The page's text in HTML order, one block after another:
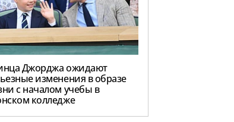
Джорджа ожидают
изменения в образе
с началом учебы в
колледже